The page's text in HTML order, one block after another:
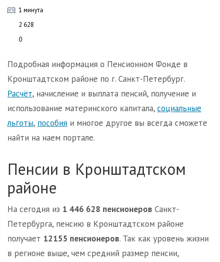
1 минута
2 628
0
Подробная информация о Пенсионном Фонде в
Кронштадтском районе по г. Санкт-Петербург.
Расчёт, начисление и выплата пенсий, получение и
использование материнского капитала, социальные
льготы, пособия и многое другое вы всегда сможете
найти на наем портале.
Пенсии в Кронштадтском
районе
На сегодня из 1 446 628 пенсионеров Санкт-
Петербурга, пенсию в Кронштадтском районе
получает 12155 пенсионеров. Так как уровень жизни
в регионе выше, чем средний размер пенсии,